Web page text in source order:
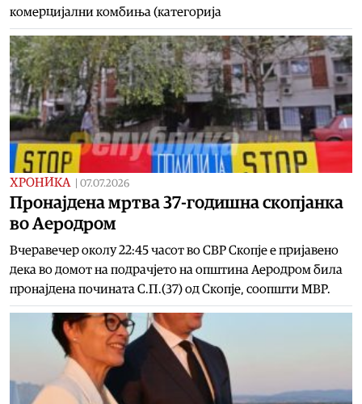
комерцијални комбиња (категорија
ХРОНИКА 07.07.2026
Пронајдена мртва 37-годишна скопјанка
во Аеродром
Вчеравечер околу 22:45 часот во СВР Скопје е пријавено
дека во домот на подрачјето на општина Аеродром била
пронајдена почината С.П.(37) од Скопје, соопшти МВР.